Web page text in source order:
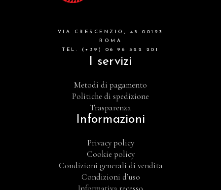
VIA CRESCENZIO, 43 00193
ROMA
TEL. (+39) 06 96 522 201
I servizi
Metodi di pagamento
Politiche di spedizione
Trasparenza
Informazioni
Privacy policy
Cookie policy
Condizioni generali di vendita
Condizioni d’uso